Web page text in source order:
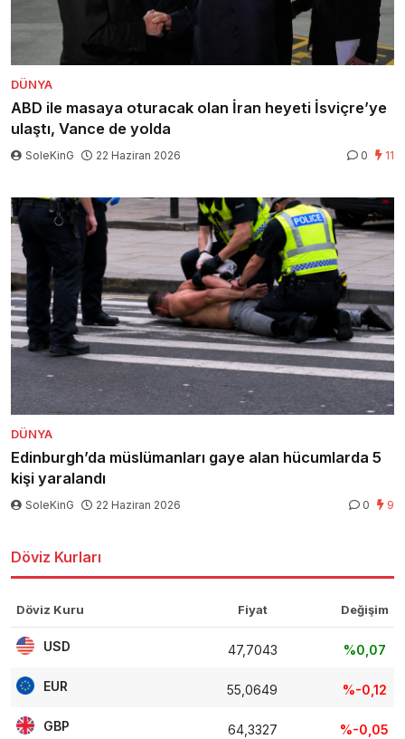
DÜNYA
ABD ile masaya oturacak olan İran heyeti İsviçre’ye
ulaştı, Vance de yolda
SoleKinG 22 Haziran 2026 0 11
DÜNYA
Edinburgh’da müslümanları gaye alan hücumlarda 5
kişi yaralandı
SoleKinG 22 Haziran 2026 0 9
Döviz Kurları
Döviz Kuru Fiyat Değişim
USD 47,7043 %0,07
EUR 55,0649 %-0,12
GBP 64,3327 %-0,05